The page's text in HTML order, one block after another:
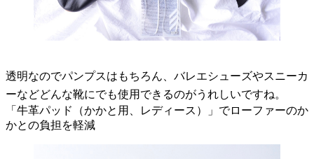
透明なのでパンプスはもちろん、バレエシューズやスニーカ
ーなどどんな靴にでも使用できるのがうれしいですね。
「牛革パッド（かかと用、レディース）」でローファーのか
かとの負担を軽減